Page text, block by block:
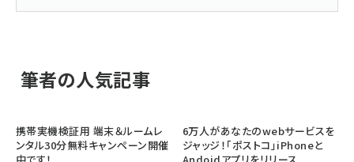
筆者の人気記事
携帯実機検証用 端末＆ルームレ
ンタル30分無料キャンペーン開催
6万人があなたのwebサービスを
ジャッジ！「ポストコ」iPhoneと